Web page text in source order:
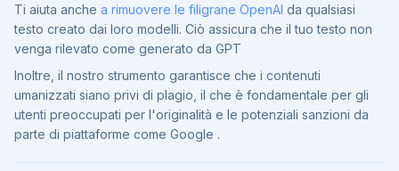
Ti aiuta anche a rimuovere le filigrane OpenAI da qualsiasi
testo creato dai loro modelli. Ciò assicura che il tuo testo non
venga rilevato come generato da GPT
Inoltre, il nostro strumento garantisce che i contenuti
umanizzati siano privi di plagio, il che è fondamentale per gli
utenti preoccupati per l'originalità e le potenziali sanzioni da
parte di piattaforme come Google .